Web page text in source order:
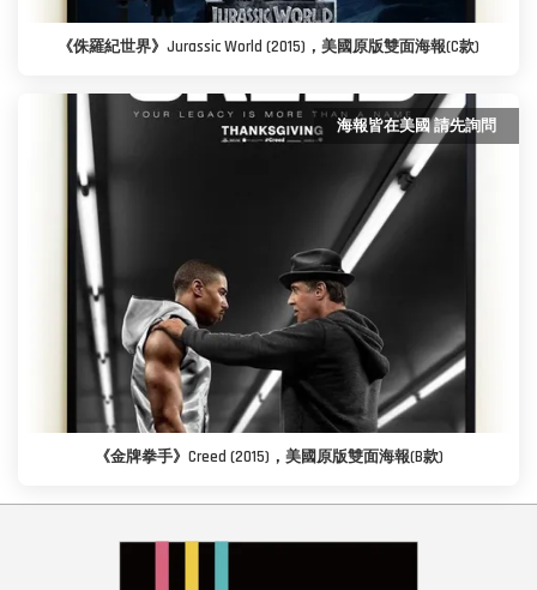
《侏羅紀世界》Jurassic World (2015)，美國原版雙面海報(C款)
海報皆在美國 請先詢問
《金牌拳手》Creed (2015)，美國原版雙面海報(B款)